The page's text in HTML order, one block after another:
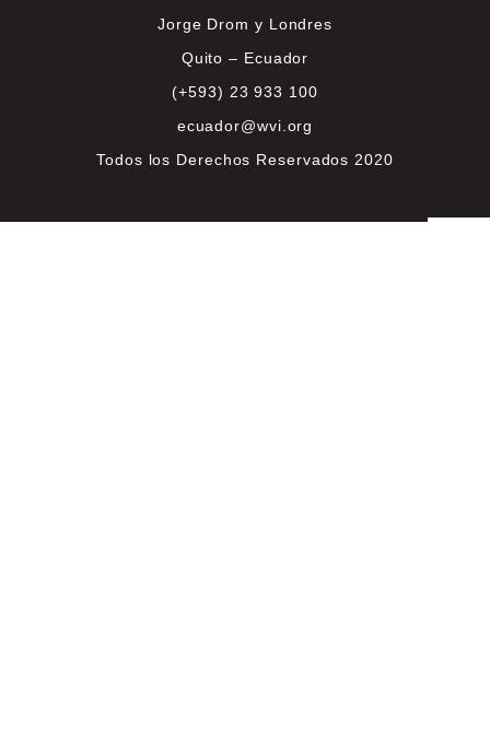
Jorge Drom y Londres
Quito – Ecuador
(+593) 23 933 100
ecuador@wvi.org
Todos los Derechos Reservados 2020